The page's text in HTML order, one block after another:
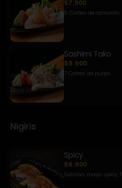
$7.900
5 Cortes de camarón.
Sashimi Tako
$9.900
7 Cortes de pulpo.
Nigiris
Spicy
$6.900
Salmón, mayo spicy,